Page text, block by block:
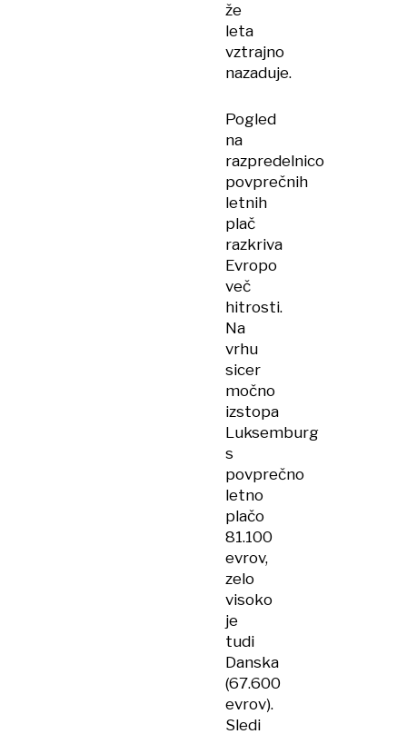
že
leta
vztrajno
nazaduje.
Pogled
na
razpredelnico
povprečnih
letnih
plač
razkriva
Evropo
več
hitrosti.
Na
vrhu
sicer
močno
izstopa
Luksemburg
s
povprečno
letno
plačo
81.100
evrov,
zelo
visoko
je
tudi
Danska
(67.600
evrov).
Sledi